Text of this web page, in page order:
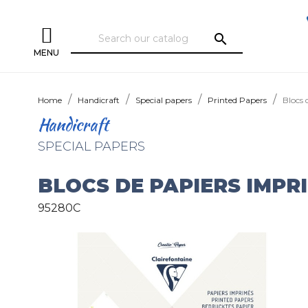
MENU
search
Home Handicraft Special papers Printed Papers Blocs
Handicraft
SPECIAL PAPERS
BLOCS DE PAPIERS
95280C